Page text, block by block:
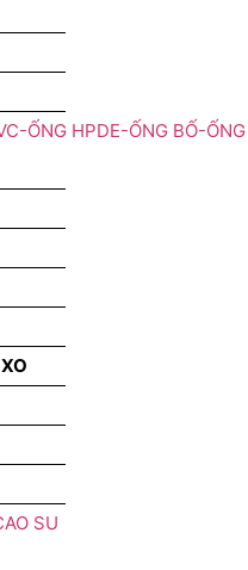
ỐNG HPDE-ỐNG BỐ-
SU